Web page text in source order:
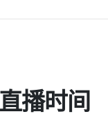
播时间